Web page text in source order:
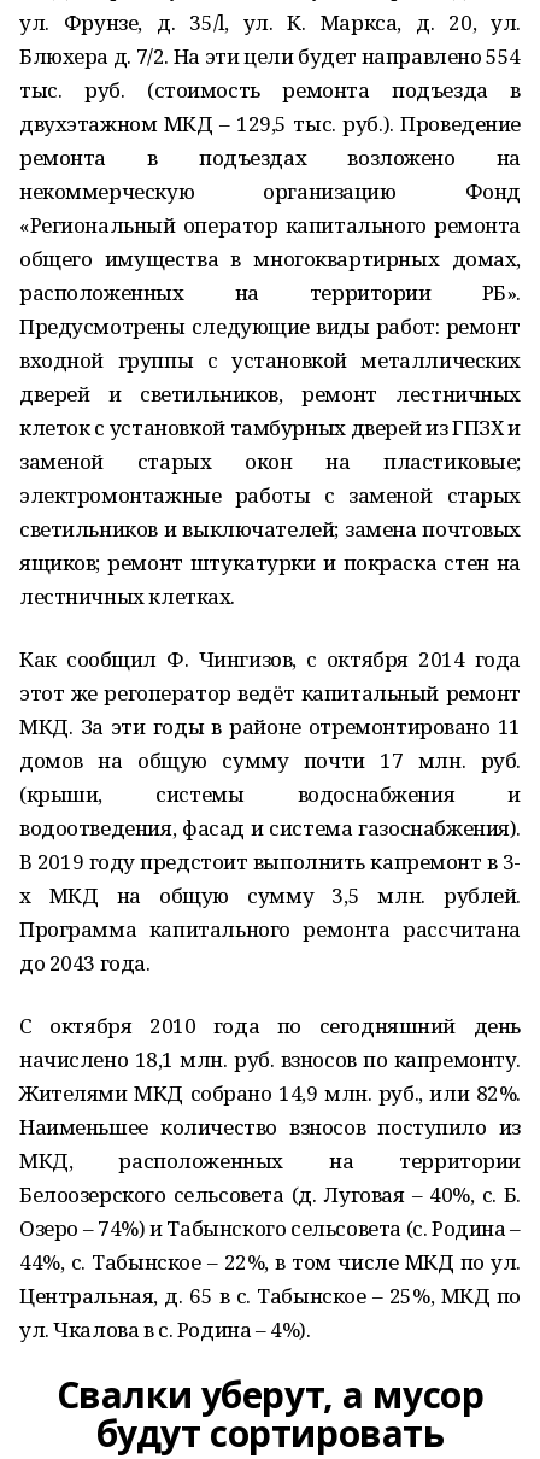
ул. Фрунзе, д. 35/l, ул. К. Маркса, д. 20, ул.
Блюхера д. 7/2. На эти цели будет направлено 554
тыс. руб. (стоимость ремонта подъезда в
двухэтажном МКД – 129,5 тыс. руб.). Проведение
ремонта в подъездах возложено на
некоммерческую организацию Фонд
«Региональный оператор капитального ремонта
общего имущества в многоквартирных домах,
расположенных на территории РБ».
Предусмотрены следующие виды работ: ремонт
входной группы с установкой металлических
дверей и светильников, ремонт лестничных
клеток с установкой тамбурных дверей из ГПЗХ и
заменой старых окон на пластиковые;
электромонтажные работы с заменой старых
светильников и выключателей; замена почтовых
ящиков; ремонт штукатурки и покраска стен на
лестничных клетках.
Как сообщил Ф. Чингизов, с октября 2014 года
этот же регоператор ведёт капитальный ремонт
МКД. За эти годы в районе отремонтировано 11
домов на общую сумму почти 17 млн. руб.
(крыши, системы водоснабжения и
водоотведения, фасад и система газоснабжения).
В 2019 году предстоит выполнить капремонт в 3-
х МКД на общую сумму 3,5 млн. рублей.
Программа капитального ремонта рассчитана
до 2043 года.
С октября 2010 года по сегодняшний день
начислено 18,1 млн. руб. взносов по капремонту.
Жителями МКД собрано 14,9 млн. руб., или 82%.
Наименьшее количество взносов поступило из
МКД, расположенных на территории
Белоозерского сельсовета (д. Луговая – 40%, с. Б.
Озеро – 74%) и Табынского сельсовета (с. Родина –
44%, с. Табынское – 22%, в том числе МКД по ул.
Центральная, д. 65 в с. Табынское – 25%, МКД по
ул. Чкалова в с. Родина – 4%).
Свалки уберут, а мусор
будут сортировать